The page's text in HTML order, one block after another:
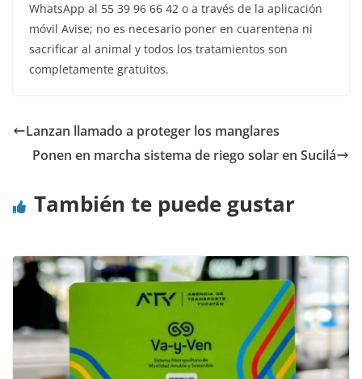
WhatsApp al 55 39 96 66 42 o a través de la aplicación
móvil Avise; no es necesario poner en cuarentena ni
sacrificar al animal y todos los tratamientos son
completamente gratuitos.
Lanzan llamado a proteger los manglares
Ponen en marcha sistema de riego solar en Sucilá
También te puede gustar